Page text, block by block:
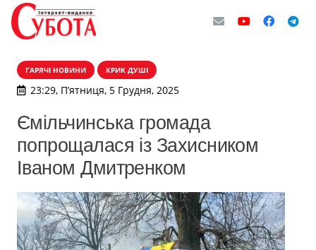
ГАРЯЧІ НОВИНИ КРИК ДУШІ
23:29, П’ятниця, 5 Грудня, 2025
Ємільчинська громада
попрощалася із Захисником
Іваном Дмитренком